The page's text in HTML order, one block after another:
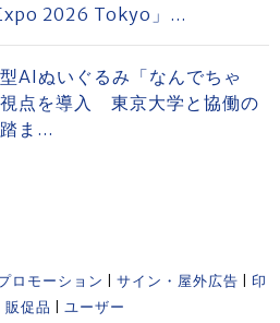
2026 Tokyo」...
AIぬいぐるみ「なんでちゃ
点を導入 東京大学と協働の
ま...
ロモーション サイン・屋外広告
印
販促品 ユーザー